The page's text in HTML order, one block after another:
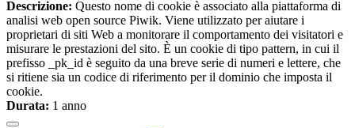
Descrizione: Questo nome di cookie è associato alla piattaforma di
analisi web open source Piwik. Viene utilizzato per aiutare i
proprietari di siti Web a monitorare il comportamento dei visitatori e
misurare le prestazioni del sito. È un cookie di tipo pattern, in cui il
prefisso _pk_id è seguito da una breve serie di numeri e lettere, che
si ritiene sia un codice di riferimento per il dominio che imposta il
cookie.
Durata: 1 anno